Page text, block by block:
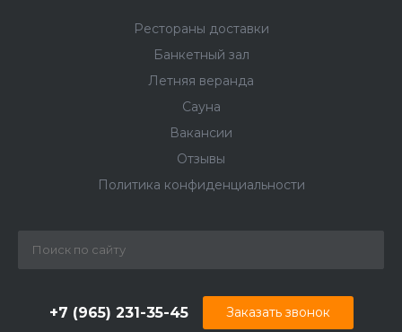
Рестораны доставки
Банкетный зал
Летняя веранда
Сауна
Вакансии
Отзывы
Политика конфиденциальности
+7 (965) 231-35-45 Заказать звонок